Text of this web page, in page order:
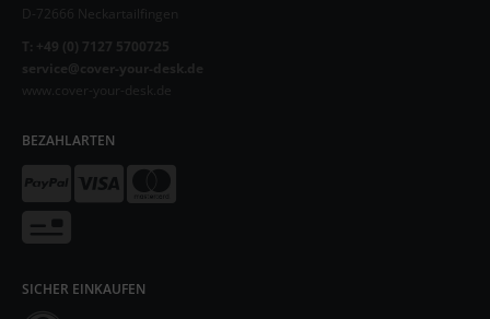
D-72666 Neckartailfingen
T: +49 (0) 7127 5700725
service@cover-your-desk.de
www.cover-your-desk.de
BEZAHLARTEN
SICHER EINKAUFEN